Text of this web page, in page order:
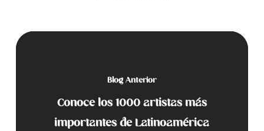
Blog Anterior
Conoce los 1000 artistas más
importantes de Latinoamérica